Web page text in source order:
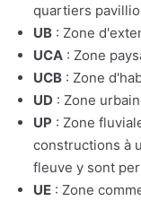
quartiers
UB : Zone
UCA : Zone
UCB : Zone
UD : Zone
UP : Zone
constructions à
fleuve y sont
UE : Zone